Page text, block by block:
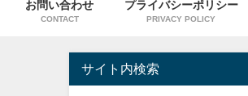
お問い合わせ
CONTACT
プライバシーポリシー
PRIVACY POLICY
サイト内検索